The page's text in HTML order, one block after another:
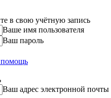
в свою учётную запись
Ваше имя пользователя
Ваш пароль
помощь
Ваш адрес электронной почты